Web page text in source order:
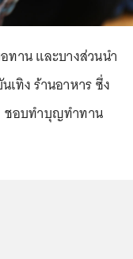
ทาน และบางส่วนนำ
ทิง ร้านอาหาร ซึ่ง
ชอบทำบุญทำทาน